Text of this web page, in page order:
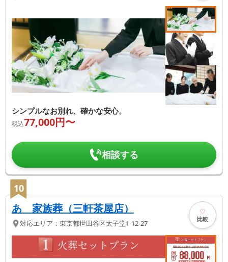
シンプルなお別れ、確かな安心。
税込77,000円〜
相談する
10
あゝ家族葬（三軒茶屋店）
対応エリア： 東京都世田谷区太子堂1-12-27 比較